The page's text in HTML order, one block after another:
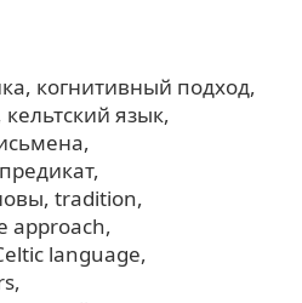
когнитивный подход
кельтский язык
предикат
tradition
approach
language